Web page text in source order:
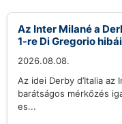
Az Inter Milané a
1-re Di Gregorio
2026.08.08.
Az idei Derby d’Italia
barátságos mérkőzés
es...